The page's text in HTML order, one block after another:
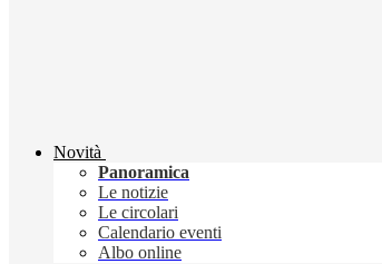
Novità
Panoramica
Le notizie
Le circolari
Calendario eventi
Albo online